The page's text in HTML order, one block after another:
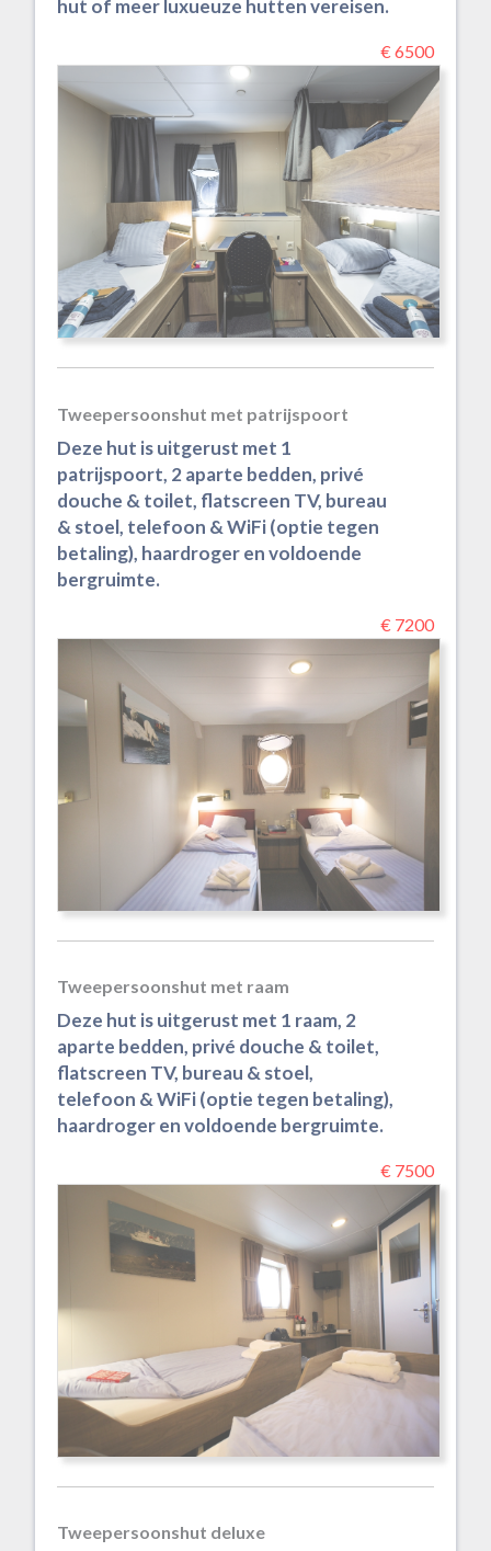
hut of meer luxueuze hutten vereisen.
€ 6500
Tweepersoonshut met patrijspoort
Deze hut is uitgerust met 1
patrijspoort, 2 aparte bedden, privé
douche & toilet, flatscreen TV, bureau
& stoel, telefoon & WiFi (optie tegen
betaling), haardroger en voldoende
bergruimte.
€ 7200
Tweepersoonshut met raam
Deze hut is uitgerust met 1 raam, 2
aparte bedden, privé douche & toilet,
flatscreen TV, bureau & stoel,
telefoon & WiFi (optie tegen betaling),
haardroger en voldoende bergruimte.
€ 7500
Tweepersoonshut deluxe